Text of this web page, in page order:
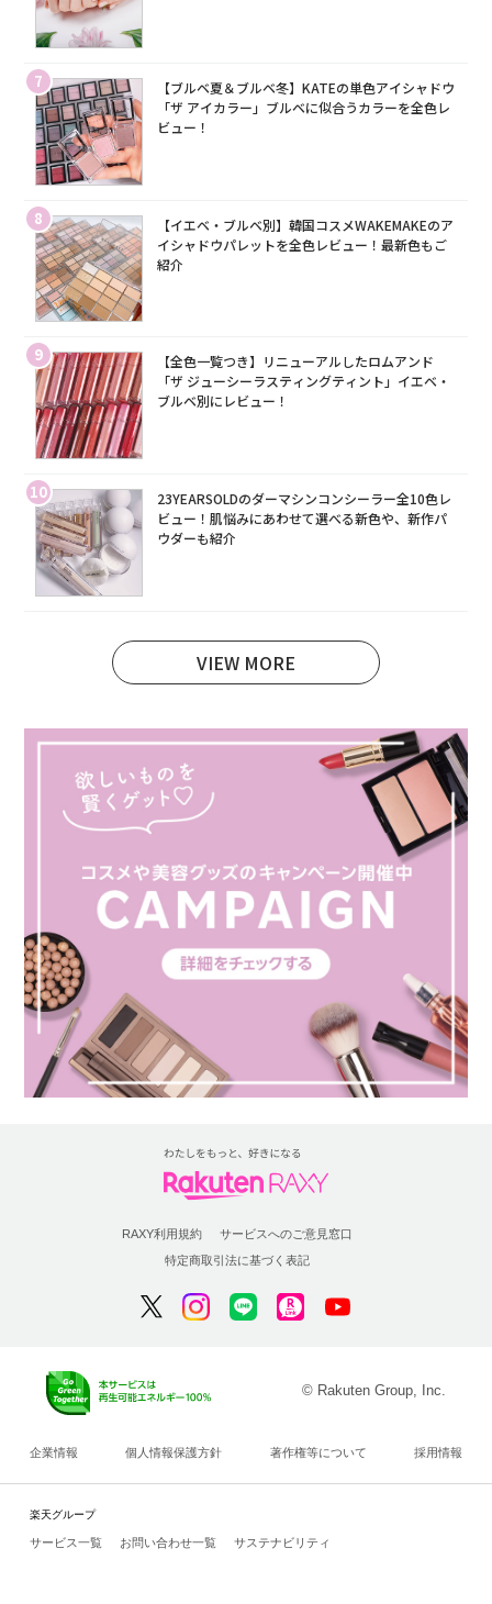
7
【ブルベ夏＆ブルベ冬】KATEの単色アイシャドウ
「ザ アイカラー」ブルベに似合うカラーを全色レ
ビュー！
8
【イエベ・ブルベ別】韓国コスメWAKEMAKEのア
イシャドウパレットを全色レビュー！最新色もご
紹介
9
【全色一覧つき】リニューアルしたロムアンド
「ザ ジューシーラスティングティント」イエベ・
ブルベ別にレビュー！
10
23YEARSOLDのダーマシンコンシーラー全10色レ
ビュー！肌悩みにあわせて選べる新色や、新作パ
ウダーも紹介
VIEW MORE
RAXY利用規約
サービスへのご意見窓口
特定商取引法に基づく表記
© Rakuten Group, Inc.
企業情報 個人情報保護方針 著作権等について 採用情報
楽天グループ
サービス一覧 お問い合わせ一覧 サステナビリティ